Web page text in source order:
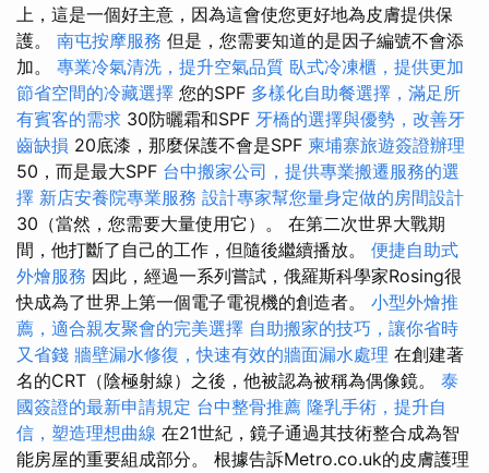
上，這是一個好主意，因為這會使您更好地為皮膚提供保
護。 南屯按摩服務 但是，您需要知道的是因子編號不會添
加。 專業冷氣清洗，提升空氣品質 臥式冷凍櫃，提供更加
節省空間的冷藏選擇 您的SPF 多樣化自助餐選擇，滿足所
有賓客的需求 30防曬霜和SPF 牙橋的選擇與優勢，改善牙
齒缺損 20底漆，那麼保護不會是SPF 柬埔寨旅遊簽證辦理
50，而是最大SPF 台中搬家公司，提供專業搬遷服務的選
擇 新店安養院專業服務 設計專家幫您量身定做的房間設計
30（當然，您需要大量使用它）。 在第二次世界大戰期
間，他打斷了自己的工作，但隨後繼續播放。 便捷自助式
外燴服務 因此，經過一系列嘗試，俄羅斯科學家Rosing很
快成為了世界上第一個電子電視機的創造者。 小型外燴推
薦，適合親友聚會的完美選擇 自助搬家的技巧，讓你省時
又省錢 牆壁漏水修復，快速有效的牆面漏水處理 在創建著
名的CRT（陰極射線）之後，他被認為被稱為偶像鏡。 泰
國簽證的最新申請規定 台中整骨推薦 隆乳手術，提升自
信，塑造理想曲線 在21世紀，鏡子通過其技術整合成為智
能房屋的重要組成部分。 根據告訴Metro.co.uk的皮膚護理